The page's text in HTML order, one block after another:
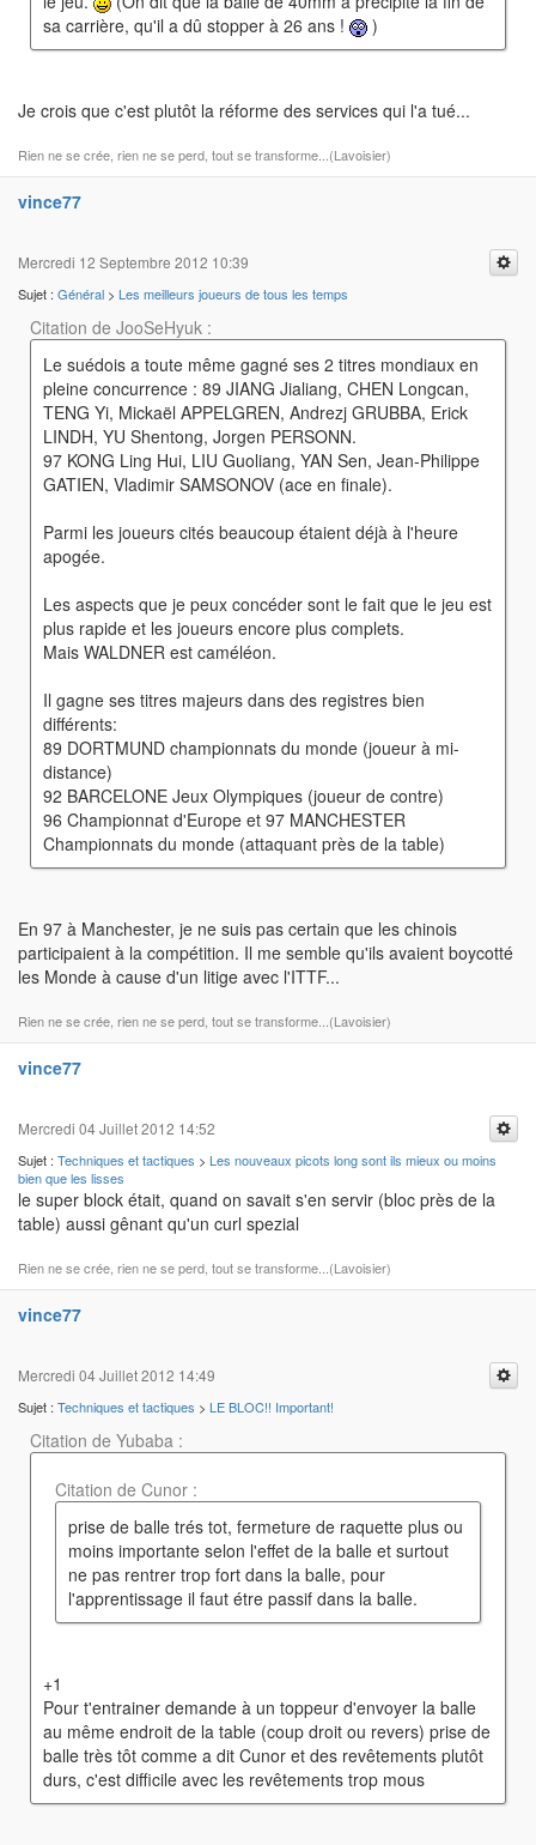
sa carrière, qu'il a dû stopper à 26 ans !
)
Je crois que c'est plutôt la réforme des services qui l'a tué...
Rien ne se crée, rien ne se perd, tout se transforme...(Lavoisier)
vince77
Mercredi 12 Septembre 2012 10:39
Sujet : Général > Les meilleurs joueurs de tous les temps
Citation de JooSeHyuk :
Le suédois a toute même gagné ses 2 titres mondiaux en
pleine concurrence : 89 JIANG Jialiang, CHEN Longcan,
TENG Yi, Mickaël APPELGREN, Andrezj GRUBBA, Erick
LINDH, YU Shentong, Jorgen PERSONN.
97 KONG Ling Hui, LIU Guoliang, YAN Sen, Jean-Philippe
GATIEN, Vladimir SAMSONOV (ace en finale).
Parmi les joueurs cités beaucoup étaient déjà à l'heure
apogée.
Les aspects que je peux concéder sont le fait que le jeu est
plus rapide et les joueurs encore plus complets.
Mais WALDNER est caméléon.
Il gagne ses titres majeurs dans des registres bien
différents:
89 DORTMUND championnats du monde (joueur à mi-
distance)
92 BARCELONE Jeux Olympiques (joueur de contre)
96 Championnat d'Europe et 97 MANCHESTER
Championnats du monde (attaquant près de la table)
En 97 à Manchester, je ne suis pas certain que les chinois
participaient à la compétition. Il me semble qu'ils avaient boycotté
les Monde à cause d'un litige avec l'ITTF...
Rien ne se crée, rien ne se perd, tout se transforme...(Lavoisier)
vince77
Mercredi 04 Juillet 2012 14:52
Sujet : Techniques et tactiques > Les nouveaux picots long sont ils mieux ou moins
bien que les lisses
le super block était, quand on savait s'en servir (bloc près de la
table) aussi gênant qu'un curl spezial
Rien ne se crée, rien ne se perd, tout se transforme...(Lavoisier)
vince77
Mercredi 04 Juillet 2012 14:49
Sujet : Techniques et tactiques > LE BLOC!! Important!
Citation de Yubaba :
Citation de Cunor :
prise de balle trés tot, fermeture de raquette plus ou
moins importante selon l'effet de la balle et surtout
ne pas rentrer trop fort dans la balle, pour
l'apprentissage il faut étre passif dans la balle.
+1
Pour t'entrainer demande à un toppeur d'envoyer la balle
au même endroit de la table (coup droit ou revers) prise de
balle très tôt comme a dit Cunor et des revêtements plutôt
durs, c'est difficile avec les revêtements trop mous